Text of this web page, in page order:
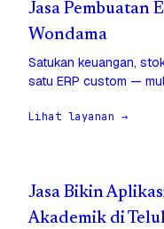
Jasa Pembuatan
Wondama
Satukan keuangan,
satu ERP custom —
Lihat layanan →
Jasa Bikin
Akademik di